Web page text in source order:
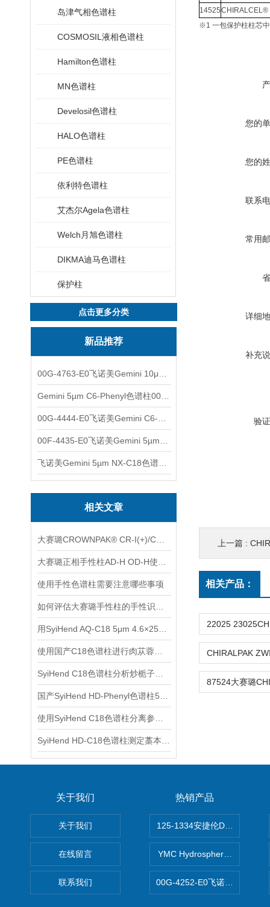
岛津气相色谱柱
COSMOSIL液相色谱柱
Hamilton色谱柱
MN色谱柱
Develosil色谱柱
HALO色谱柱
PE色谱柱
依利特色谱柱
艾杰尔Agela色谱柱
Welch月旭色谱柱
DIKMA迪马色谱柱
保护柱
点击更多分类
新品推荐
相关文章
使用手性色谱柱需要注意哪些事项
14525CHIRALCEL®
※1 一包保护柱柱芯
您的
您的
联系
常用
详细
补充
验
上一篇 :
相关产品：
关于我们
关于我们
在线留言
联系我们
热销产品
125-1334安捷伦DB-624色谱
YMC Hydrosphere C18亲水
00G-4252-E0飞诺美Luna